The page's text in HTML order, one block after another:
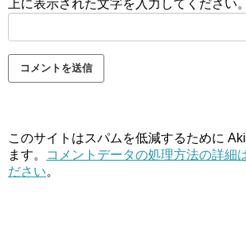
上に表示された文字を入力してください。
このサイトはスパムを低減するために
ます。
コメントデータの処理方法の詳細
ださい。